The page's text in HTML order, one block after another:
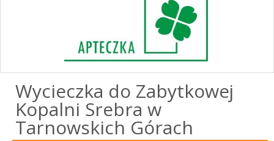
Wycieczka do Zabytkowej
Kopalni Srebra w
Tarnowskich Górach